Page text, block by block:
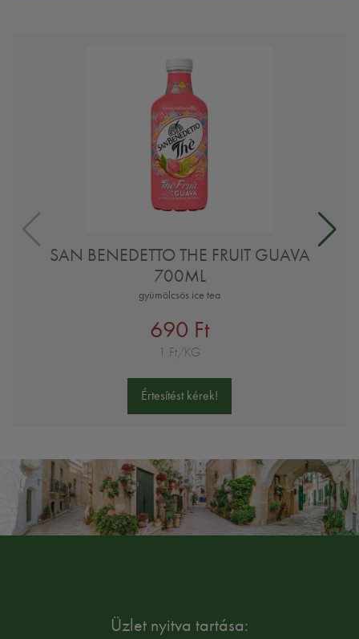
SAN BENEDETTO THE FRUIT GUAVA
700ML
gyümölcsös ice tea
690 Ft
1 Ft/KG
Értesítést kérek!
Üzlet nyitva tartása: